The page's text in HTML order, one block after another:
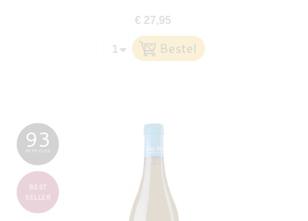
€ 27,95
93
PETIT CLOS
BEST
SELLER